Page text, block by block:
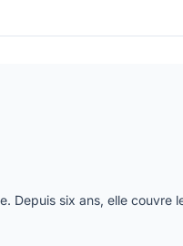
Depuis six ans, elle